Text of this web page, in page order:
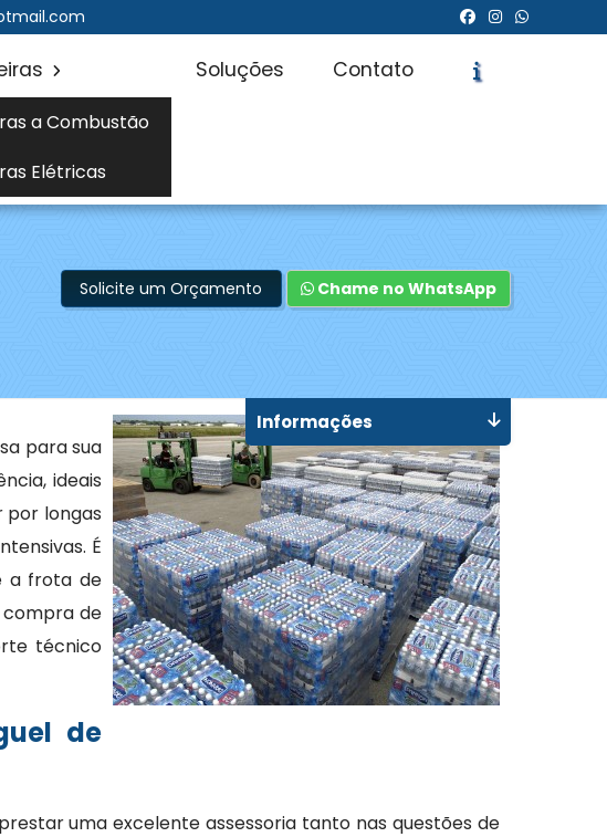
a Combustão
Elétricas
Soluções Contato
Solicite um Orçamento Chame no WhatsApp
para sua
ideais
por longas
É
a frota de
compra de
técnico
de
uma excelente assessoria tanto nas questões de
Informações